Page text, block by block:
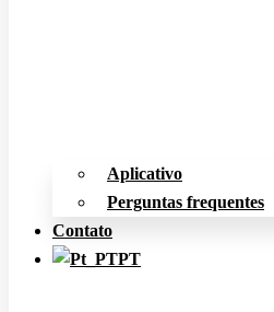
Aplicativo
Perguntas frequentes
Contato
PT